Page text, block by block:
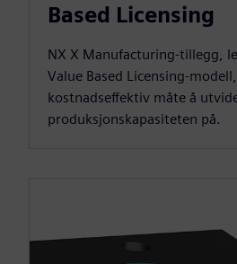
Based Licensing
NX X Manufacturing-tillegg,
Value Based Licensing-
kostnadseffektiv måte å
produksjonskapasiteten på.